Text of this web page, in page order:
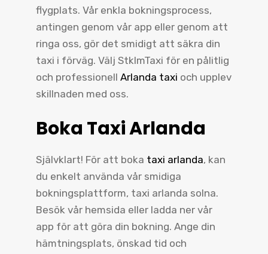
flygplats. Vår enkla bokningsprocess,
antingen genom vår app eller genom att
ringa oss, gör det smidigt att säkra din
taxi i förväg. Välj StklmTaxi för en pålitlig
och professionell Arlanda taxi och upplev
skillnaden med oss.
Boka Taxi Arlanda
Självklart! För att boka taxi arlanda, kan
du enkelt använda vår smidiga
bokningsplattform, taxi arlanda solna.
Besök vår hemsida eller ladda ner vår
app för att göra din bokning. Ange din
hämtningsplats, önskad tid och